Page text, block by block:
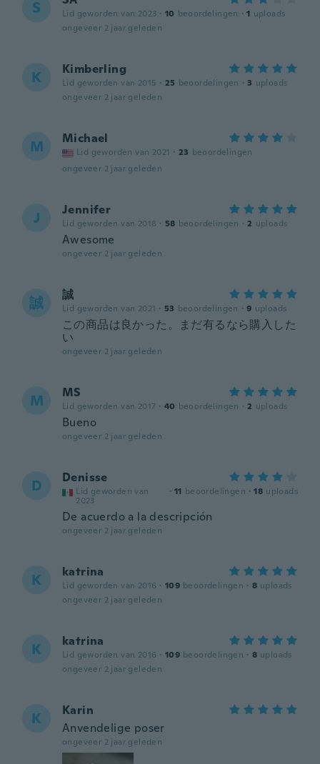
S Lid geworden van 2023 · 10 beoordelingen · 1 uploads
ongeveer 2 jaar geleden
K Kimberling
Lid geworden van 2015 · 25 beoordelingen · 3 uploads
ongeveer 2 jaar geleden
M Michael
Lid geworden van 2021 · 23 beoordelingen
ongeveer 2 jaar geleden
J Jennifer
Lid geworden van 2018 · 58 beoordelingen · 2 uploads
Awesome
ongeveer 2 jaar geleden
誠 誠
Lid geworden van 2021 · 53 beoordelingen · 9 uploads
この商品は良かった。まだ有るなら購入した
い
ongeveer 2 jaar geleden
M MS
Lid geworden van 2017 · 40 beoordelingen · 2 uploads
Bueno
ongeveer 2 jaar geleden
D Denisse
Lid geworden van
2023
· 11 beoordelingen · 18 uploads
De acuerdo a la descripción
ongeveer 2 jaar geleden
K katrina
Lid geworden van 2016 · 109 beoordelingen · 8 uploads
ongeveer 2 jaar geleden
K katrina
Lid geworden van 2016 · 109 beoordelingen · 8 uploads
ongeveer 2 jaar geleden
K
Karin
Anvendelige poser
ongeveer 2 jaar geleden